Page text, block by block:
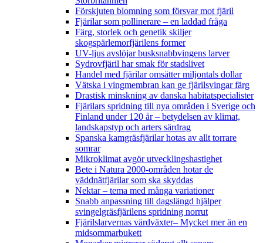
Förskjuten blomning som försvar mot fjäril
Fjärilar som pollinerare – en laddad fråga
Färg, storlek och genetik skiljer
skogspärlemorfjärilens former
UV-ljus avslöjar busksnabbvingens larver
Sydrovfjäril har smak för stadslivet
Handel med fjärilar omsätter miljontals dollar
Vätska i vingmembran kan ge fjärilsvingar färg
Drastisk minskning av danska habitatspecialister
Fjärilars spridning till nya områden i Sverige och
Finland under 120 år– betydelsen av klimat,
landskapstyp och arters särdrag
Spanska kamgräsfjärilar hotas av allt torrare
somrar
Mikroklimat avgör utvecklingshastighet
Bete i Natura 2000-områden hotar de
väddnätfjärilar som ska skyddas
Nektar – tema med många variationer
Snabb anpassning till dagslängd hjälper
svingelgräsfjärilens spridning norrut
Fjärilslarvernas värdväxter– Mycket mer än en
midsommarbukett